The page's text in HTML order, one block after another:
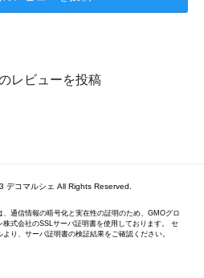
レビューを投稿
コマルシェ All Rights Reserved.
、通信情報の暗号化と実在性の証明のため、GMOグロ
株式会社のSSLサーバ証明書を使用しております。 セ
より、サーバ証明書の検証結果をご確認ください。